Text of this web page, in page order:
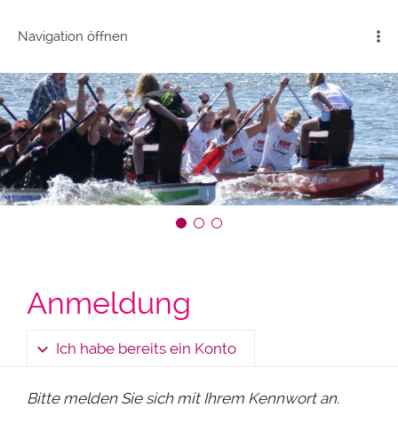
Navigation öffnen
Anmeldung
Ich habe bereits ein Konto
Bitte melden Sie sich mit Ihrem Kennwort an.